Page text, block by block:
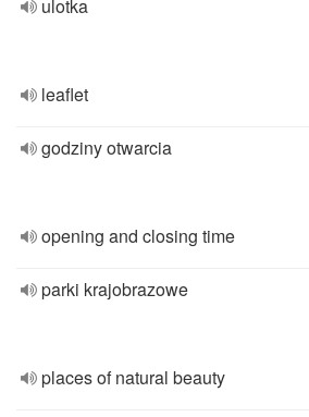
ulotka
leaflet
godziny otwarcia
opening and closing time
parki krajobrazowe
places of natural beauty